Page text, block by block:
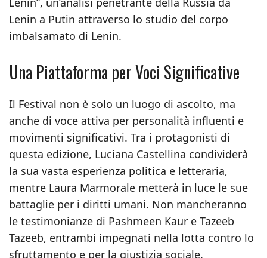
Lenin a Putin attraverso lo studio del corpo
imbalsamato di Lenin.
Una Piattaforma per Voci Significative
Il Festival non è solo un luogo di ascolto, ma
anche di voce attiva per personalità influenti e
movimenti significativi. Tra i protagonisti di
questa edizione, Luciana Castellina condividerà
la sua vasta esperienza politica e letteraria,
mentre Laura Marmorale metterà in luce le sue
battaglie per i diritti umani. Non mancheranno
le testimonianze di Pashmeen Kaur e Tazeeb
Tazeeb, entrambi impegnati nella lotta contro lo
sfruttamento e per la giustizia sociale.